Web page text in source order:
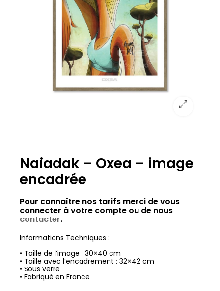
Naiadak – Oxea – image
encadrée
Pour connaître nos tarifs merci de vous
connecter à votre compte ou de nous
contacter.
Informations Techniques :
• Taille de l’image : 30×40 cm
• Taille avec l’encadrement : 32×42 cm
• Sous verre
• Fabriqué en France